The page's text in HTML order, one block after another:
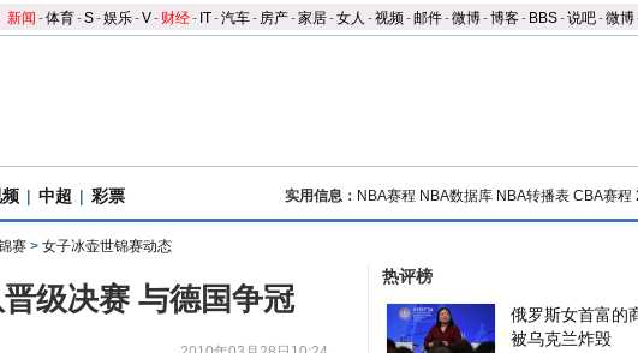
新闻 -体育-S-娱乐-V- 财经- IT-汽车- 房产-家居-女人 -视频-邮件-微博-博客- BBS-说吧-微博
| 中超 | 彩票 实用信息： NBA赛程 NBA数据库 NBA转播表 CBA赛程
赛 > 女子冰壶世锦赛动态
级决赛 与德国争冠
热评榜
俄罗斯女首富的
被乌克兰炸毁